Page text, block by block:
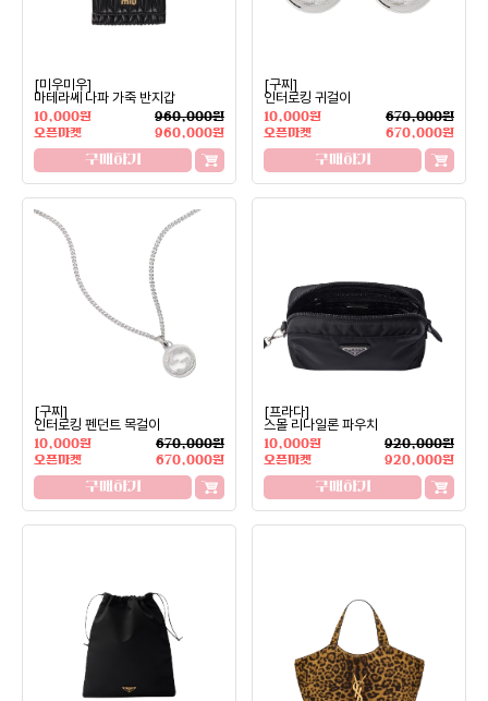
[미우미우]
마테라쎄 나파 가죽 반지갑
10,000원
960,000원
오픈마켓
960,000원
구매하기
[구찌]
인터로킹 귀걸이
10,000원
670,000원
오픈마켓
670,000원
구매하기
[구찌]
인터로킹 펜던트 목걸이
10,000원
670,000원
오픈마켓
670,000원
구매하기
[프라다]
스몰 리나일론 파우치
10,000원
920,000원
오픈마켓
920,000원
구매하기